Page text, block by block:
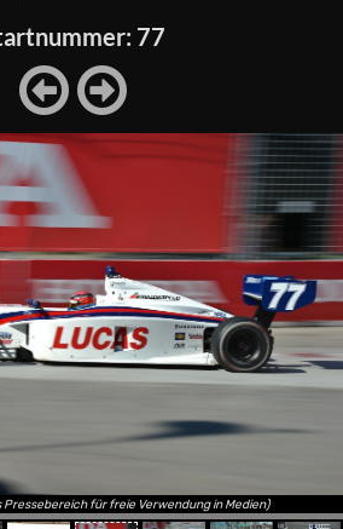
77
für freie Verwendung in Medien)